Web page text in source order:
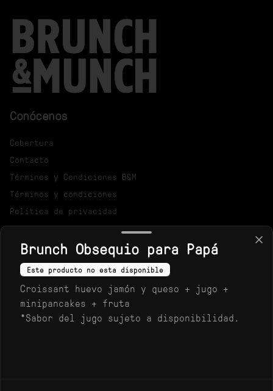
Conócenos
Cobertura
Contacto
Términos y Condiciones B&M
Términos y condiciones
Política de privacidad
Instagram
Mi cuenta
Pedir
Brunch Obsequio para Papá
Este producto no esta disponible
Croissant huevo jamón y queso + jugo +
minipancakes + fruta
*Sabor del jugo sujeto a disponibilidad.